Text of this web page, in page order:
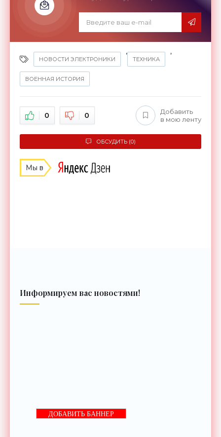
НОВОСТИ ЭЛЕКТРОНИКИ
,
ТЕХНИКА
,
ВОЕННАЯ ИСТОРИЯ
0 0
Добавить
в мою ленту
ОБСУДИТЬ (0)
Мы в
Информируем вас новостями!
ДОБАВИТЬ БАННЕР